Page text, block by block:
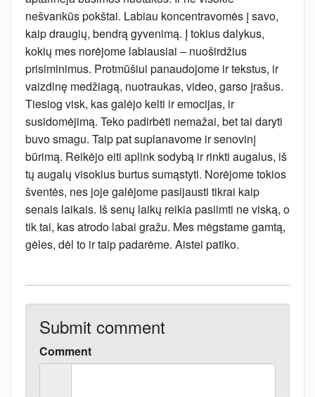
nešvankūs pokštai. Labiau koncentravomės į savo,
kaip draugių, bendrą gyvenimą. Į tokius dalykus,
kokių mes norėjome labiausiai – nuoširdžius
prisiminimus. Protmūšiui panaudojome ir tekstus, ir
vaizdinę medžiagą, nuotraukas, video, garso įrašus.
Tiesiog visk, kas galėjo kelti ir emocijas, ir
susidomėjimą. Teko padirbėti nemažai, bet tai daryti
buvo smagu. Taip pat suplanavome ir senovinį
būrimą. Reikėjo eiti aplink sodybą ir rinkti augalus, iš
tų augalų visokius burtus sumąstyti. Norėjome tokios
šventės, nes joje galėjome pasijausti tikrai kaip
senais laikais. Iš senų laikų reikia pasiimti ne viską, o
tik tai, kas atrodo labai gražu. Mes mėgstame gamtą,
gėles, dėl to ir taip padarėme. Aistei patiko.
Submit comment
Comment